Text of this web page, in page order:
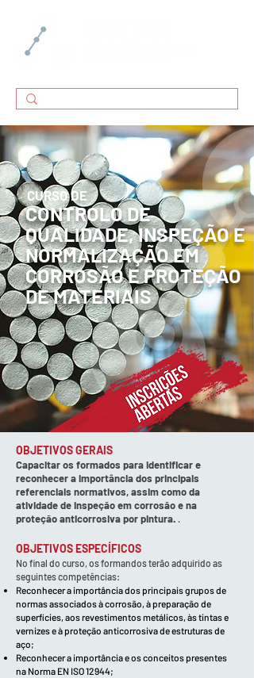
CONTROLO DE
QUALIDADE, INSPEÇÃO E
NORMALIZAÇÃO EM
CORROSÃO E PROTEÇÃO
DE MATERIAIS
CURSO DE
OBJETIVOS GERAIS
Capacitar os formados para identificar e
reconhecer a importância dos principais
referenciais normativos, assim como da
atividade de inspeção em corrosão e na
proteção anticorrosiva por pintura. ​ .
OBJETIVOS ESPECÍFICOS
No final do curso, os formandos terão adquirido as
seguintes competências:
Reconhecer a importância dos principais grupos de
normas associados à corrosão, à preparação de
superfícies, aos revestimentos metálicos, às tintas e
vernizes e à proteção anticorrosiva de estruturas de
aço;
Reconhecer a importância e os conceitos presentes
na Norma EN ISO 12944;